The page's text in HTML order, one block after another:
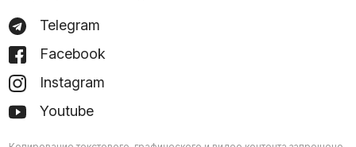
Telegram
Facebook
Instagram
Youtube